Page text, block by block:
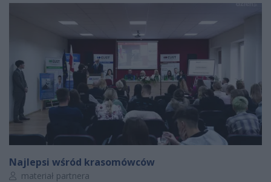
Najlepsi wśród krasomówców
Autor artykułu:
materiał partnera